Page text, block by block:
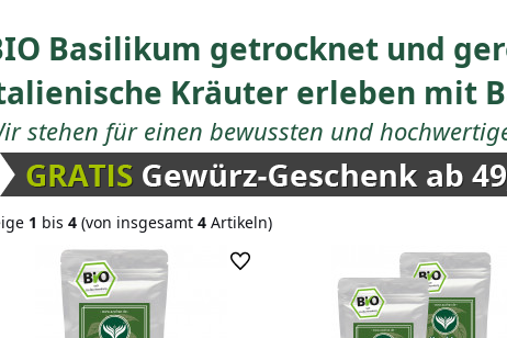
Basilikum getrocknet und
Kräuter erleben mit
stehen für einen bewussten und
1 bis 4 (von insgesamt 4 Artikeln)